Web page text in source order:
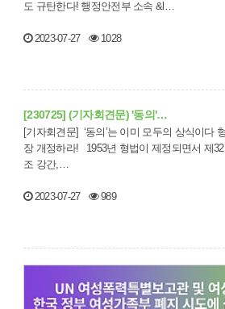
도 규탄한다! 행정안전부 소속 &l…
2023-07-27 1028
[230725] (기자회견문) '동의'…
[기자회견문] ‘동의’는 이미 모두의 상식이다 형법 297조 강간죄, 지금 당
장 개정하라! 1953년 형법이 제정되면서 제32장 정조에 관한 죄, 제297
조 강간,…
2023-07-27 989